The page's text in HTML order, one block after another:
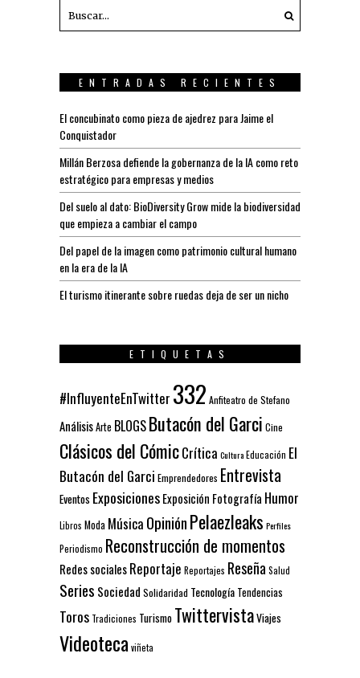
ENTRADAS RECIENTES
El concubinato como pieza de ajedrez para Jaime el
Conquistador
Millán Berzosa defiende la gobernanza de la IA como reto
estratégico para empresas y medios
Del suelo al dato: BioDiversity Grow mide la biodiversidad
que empieza a cambiar el campo
Del papel de la imagen como patrimonio cultural humano
en la era de la IA
El turismo itinerante sobre ruedas deja de ser un nicho
ETIQUETAS
#InfluyenteEnTwitter 332 Anfiteatro de Stefano
AnálisisArte BLOGSButacón del Garci Cine
Clásicos del CómicCrítica CulturaEducación El
Butacón del Garci Emprendedores Entrevista
Eventos ExposicionesExposición Fotografía Humor
Libros Moda Música OpiniónPelaezleaks Perfiles
Periodismo Reconstrucción de momentos
Redes socialesReportaje Reportajes Reseña Salud
Series Sociedad Solidaridad Tecnología Tendencias
Toros Tradiciones Turismo TwittervistaViajes
Videoteca viñeta